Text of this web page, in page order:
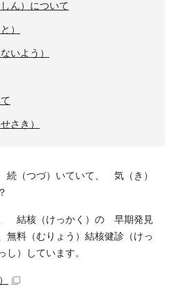
ん）について
）
いよう）
さき）
（つづ）いていて、 気（き）
結核（けっかく）の 早期発見
無料（むりょう）結核健診（けっ
）しています。